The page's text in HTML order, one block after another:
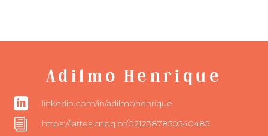
Adilmo Henrique
 linkedin.com/in/adilmohenrique
i https://lattes.cnpq.br/0212387850540485